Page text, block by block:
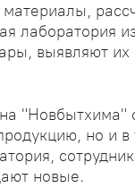
лаборатория
выявляют
"Новбытхима"
но и в
новые.